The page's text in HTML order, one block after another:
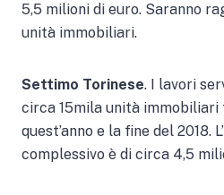
5,5 milioni di euro. Saranno
unità immobiliari.
Settimo Torinese. I lavori
circa 15mila unità
quest’anno e la fine del 2018.
complessivo è di circa 4,5